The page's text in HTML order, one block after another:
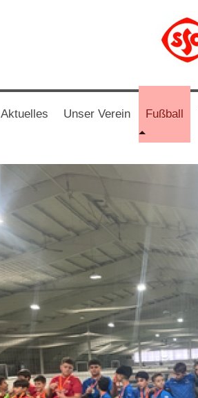
Aktuelles Unser Verein Fußball